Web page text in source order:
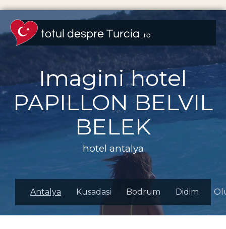
Imagini hotel
PAPILLON BELVIL
BELEK
hotel antalya
Antalya Kusadasi Bodrum Didim